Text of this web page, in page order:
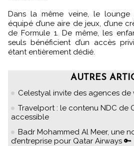
Dans la même veine, le
équipé d’une aire de jeux, d’une
de Formule 1. De même, les
seuls bénéficient d’un accès
étant entièrement dédié.
AUTRES
Celestyal invite des agences
Travelport : le contenu NDC de
accessible
Badr Mohammed Al Meer, une
d’entreprise pour Qatar Airways 🔑